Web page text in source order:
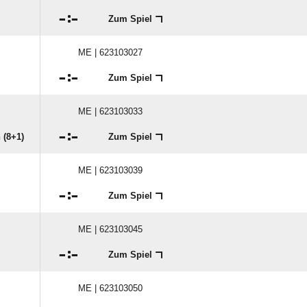
: Zum Spiel
ME | 623103027
: Zum Spiel
ME | 623103033
(8+1) : Zum Spiel
ME | 623103039
: Zum Spiel
ME | 623103045
: Zum Spiel
ME | 623103050